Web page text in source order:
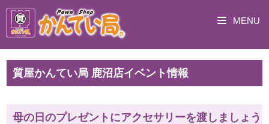
MENU
質屋かんてい局 鹿沼店イベント情報
母の日のプレゼントにアクセサリーを渡しましょう